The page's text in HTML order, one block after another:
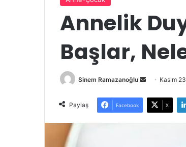
Annelik
Başlar,
Sinem Ramazanoğlu
Bir
posta
Kasım
Paylaş Facebook X